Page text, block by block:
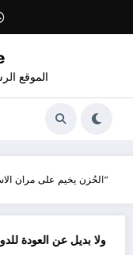
الموقع
الحُزن يخيم على مران الاسماعيلي بعد رحيل ”أنوس“
ظروف.. ولا بديل عن